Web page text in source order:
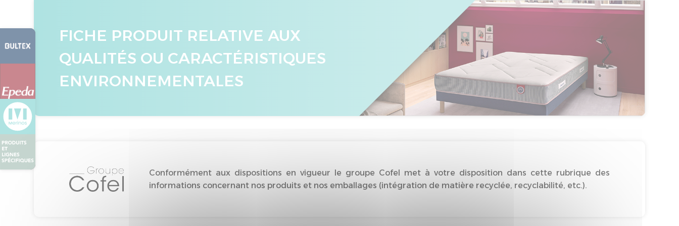
FICHE PRODUIT RELATIVE AUX
QUALITÉS OU CARACTÉRISTIQUES
ENVIRONNEMENTALES
Conformément aux dispositions en vigueur le groupe Cofel met à votre disposition dans cette rubrique des
informations concernant nos produits et nos emballages (intégration de matière recyclée, recyclabilité, etc.).